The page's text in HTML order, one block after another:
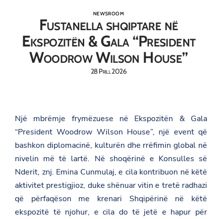
NEWSROOM
Fustanella shqiptare në
Ekspozitën & Gala “President
Woodrow Wilson House”
28 Prill 2026
Një mbrëmje frymëzuese në Ekspozitën & Gala
“President Woodrow Wilson House”, një event që
bashkon diplomacinë, kulturën dhe rrëfimin global në
nivelin më të lartë. Në shoqërinë e Konsulles së
Nderit, znj. Emina Cunmulaj, e cila kontribuon në këtë
aktivitet prestigjioz, duke shënuar vitin e tretë radhazi
që përfaqëson me krenari Shqipërinë në këtë
ekspozitë të njohur, e cila do të jetë e hapur për